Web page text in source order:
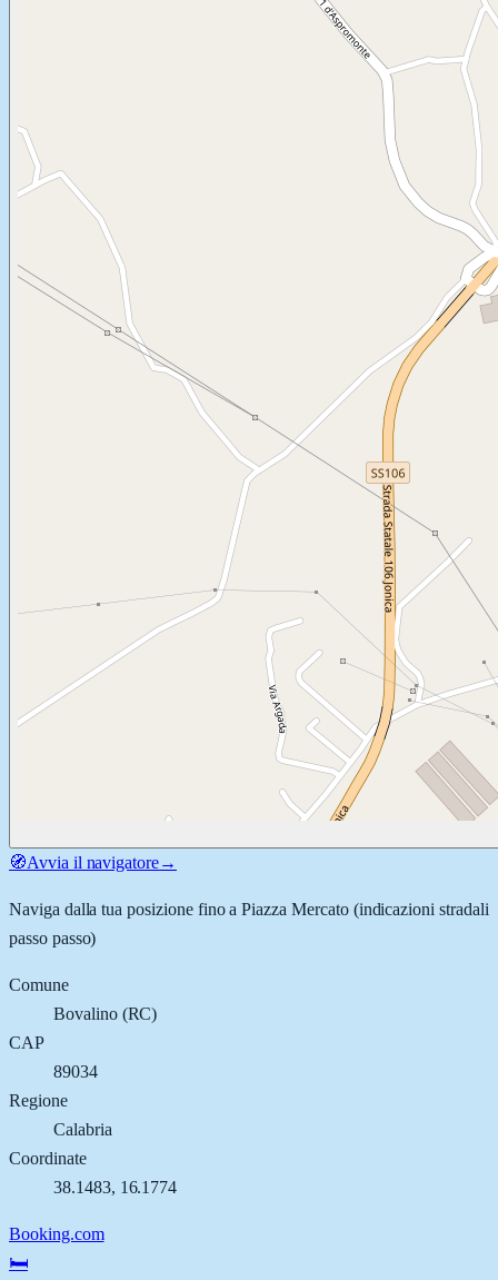
🧭Avvia il navigatore→
Naviga dalla tua posizione fino aPiazza Mercato(indicazioni stradali
passo passo)
Comune
Bovalino(RC)
CAP
89034
Regione
Calabria
Coordinate
38.1483, 16.1774
Booking.com
🛏️